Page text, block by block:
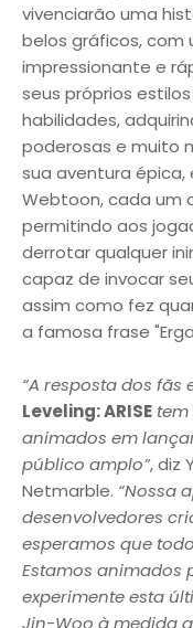
vivenciarão uma
belos gráficos,
impressionante e
seus próprios
habilidades,
poderosas e muito
sua aventura
Webtoon, cada um
permitindo aos
derrotar qualquer
capaz de invocar
assim como fez
a famosa frase
“A resposta dos
Leveling: ARISE
animados em
público amplo”, diz
Netmarble. “Nossa
desenvolvedores
esperamos que
Estamos animados
experimente esta
Jin-Woo à medida